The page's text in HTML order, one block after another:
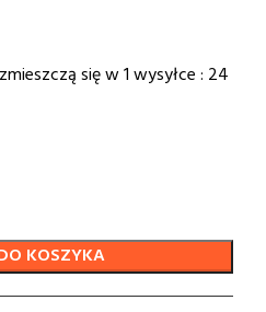
się w 1 wysyłce : 24
KOSZYKA